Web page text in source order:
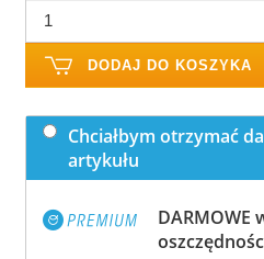
DODAJ DO KOSZYKA
Chciałbym otrzymać
artykułu
DARMOWE